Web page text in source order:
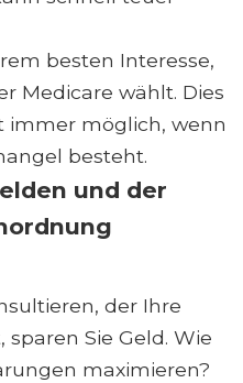
besten Interesse,
Medicare wählt. Dies
immer möglich, wenn
besteht.
und der
der Ihre
Sie Geld. Wie
maximieren?